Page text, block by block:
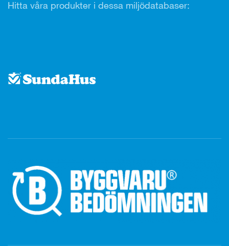
Hitta våra produkter i dessa miljödatabaser: